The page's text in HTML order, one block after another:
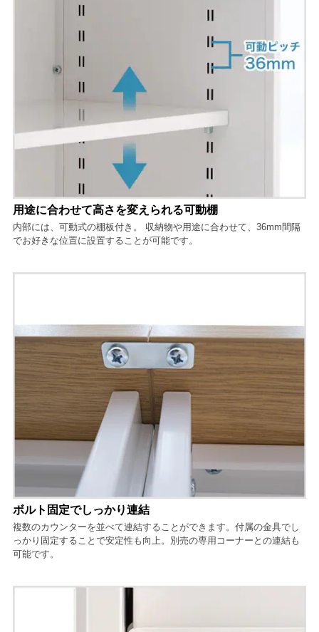
用途に合わせて高さを変えられる可動棚
内部には、可動式の棚板付き。 収納物や用途に合わせて、36mm間隔
でお好きな位置に設置することが可能です。
ボルト固定でしっかり連結
複数のカウンターを並べて連結することができます。付属の金具でし
っかり固定することで安定性も向上。別売の専用コーナーとの連結も
可能です。